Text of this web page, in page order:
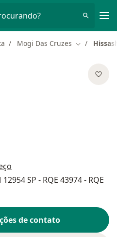
Mogi Das Cruzes Mudar de
SP - RQE 43974 - RQE
de contato